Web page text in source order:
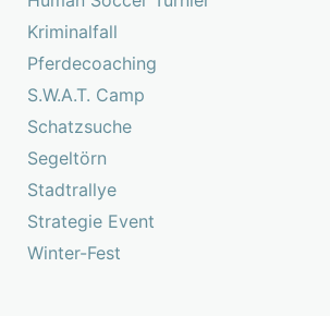
Kriminalfall
Pferdecoaching
S.W.A.T. Camp
Schatzsuche
Segeltörn
Stadtrallye
Strategie Event
Winter-Fest